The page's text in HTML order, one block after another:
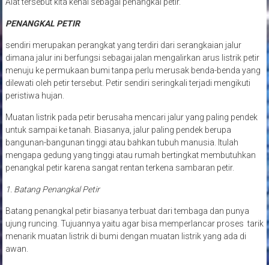
PENANGKAL PETIR
sendiri merupakan perangkat yang terdiri dari serangkaian jalur
dimana jalur ini berfungsi sebagai jalan mengalirkan arus listrik petir
menuju ke permukaan bumi tanpa perlu merusak benda-benda yang
dilewati oleh petir tersebut. Petir sendiri seringkali terjadi mengikuti
peristiwa hujan.
Muatan listrik pada petir berusaha mencari jalur yang paling pendek
untuk sampai ke tanah. Biasanya, jalur paling pendek berupa
bangunan-bangunan tinggi atau bahkan tubuh manusia. Itulah
mengapa gedung yang tinggi atau rumah bertingkat membutuhkan
penangkal petir karena sangat rentan terkena sambaran petir.
1. Batang Penangkal Petir
Batang penangkal petir biasanya terbuat dari tembaga dan punya
ujung runcing. Tujuannya yaitu agar bisa memperlancar proses tarik
menarik muatan listrik di bumi dengan muatan listrik yang ada di
awan.